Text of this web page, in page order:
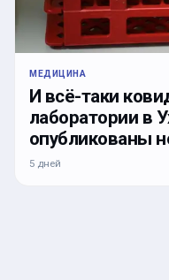
МЕДИЦИНА
И всё-таки
лаборатории в
опубликованы
5 дней